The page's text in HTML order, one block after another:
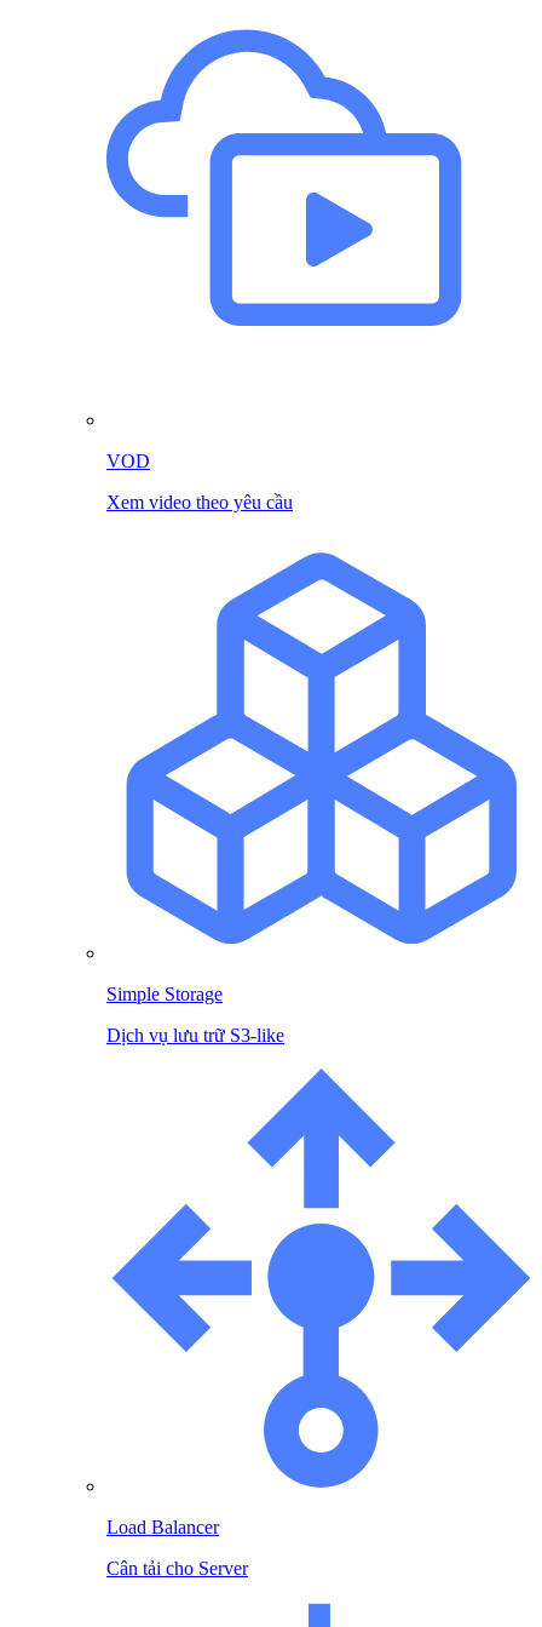
VOD
Xem video theo yêu cầu
Simple Storage
Dịch vụ lưu trữ S3-like
Load Balancer
Cân tải cho Server